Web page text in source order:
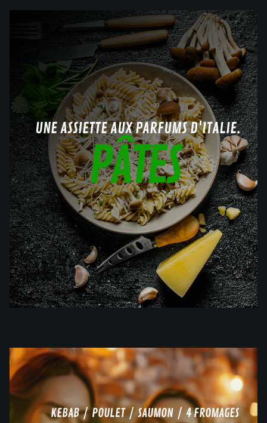
UNE ASSIETTE AUX PARFUMS D'ITALIE.
PÂTES
KEBAB / POULET / SAUMON / 4 FROMAGES